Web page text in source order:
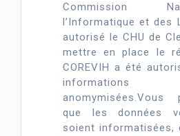
Commission
l’Informatique et des
autorisé le CHU de
mettre en place le
COREVIH a été
informations
que les données
soient informatisées,